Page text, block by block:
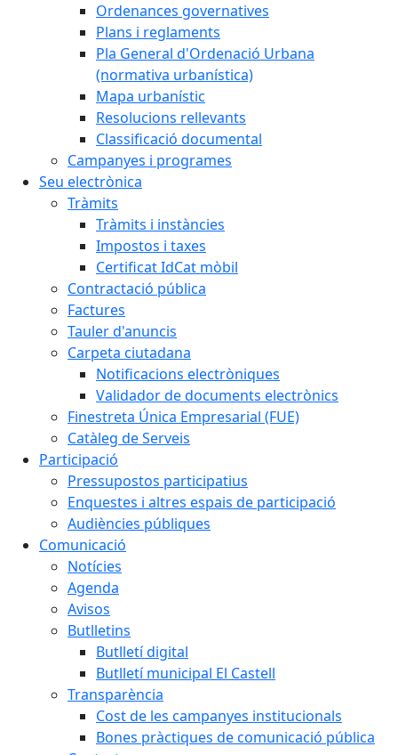
Ordenances governatives
Plans i reglaments
Pla General d'Ordenació Urbana
(normativa urbanística)
Mapa urbanístic
Resolucions rellevants
Classificació documental
Campanyes i programes
Seu electrònica
Tràmits
Tràmits i instàncies
Impostos i taxes
Certificat IdCat mòbil
Contractació pública
Factures
Tauler d'anuncis
Carpeta ciutadana
Notificacions electròniques
Validador de documents electrònics
Finestreta Única Empresarial (FUE)
Catàleg de Serveis
Participació
Pressupostos participatius
Enquestes i altres espais de participació
Audiències públiques
Comunicació
Notícies
Agenda
Avisos
Butlletins
Butlletí digital
Butlletí municipal El Castell
Transparència
Cost de les campanyes institucionals
Bones pràctiques de comunicació pública